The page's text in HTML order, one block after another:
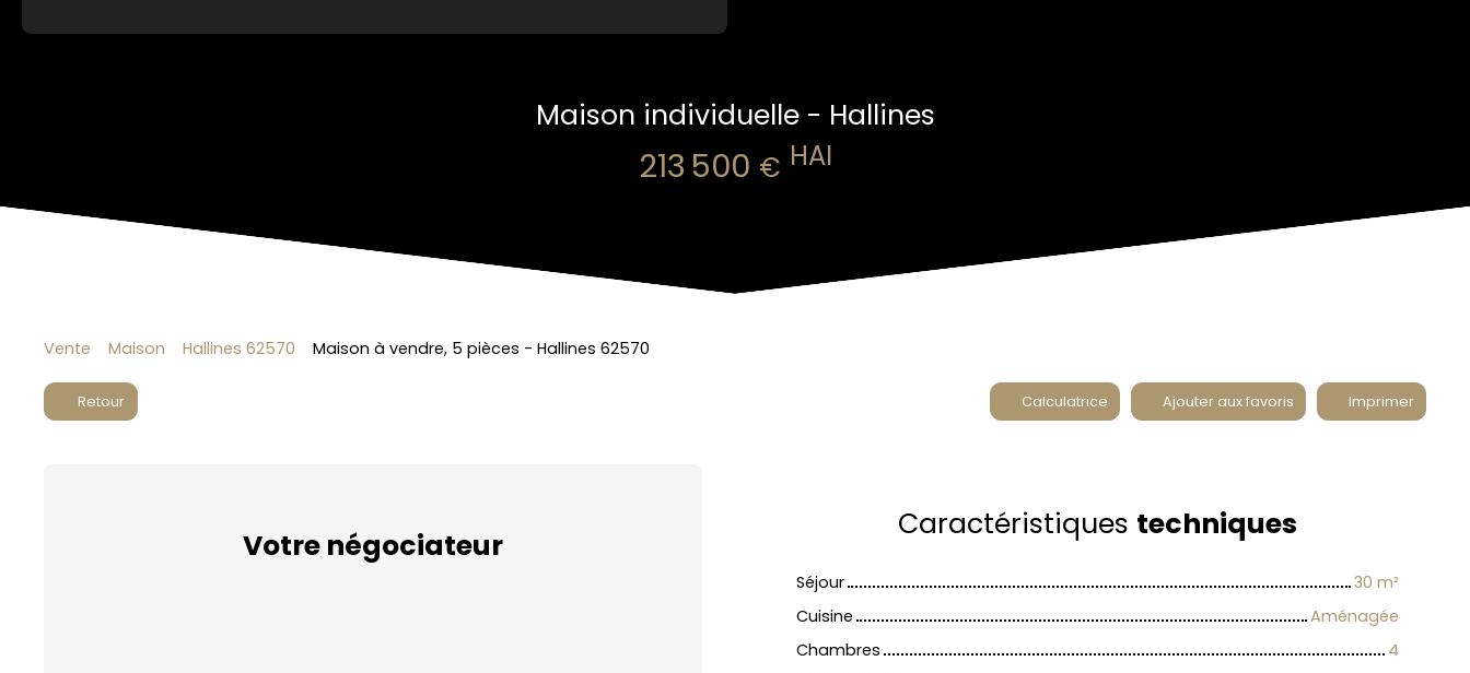
Maison individuelle - Hallines
213 500 € HAI
Vente Maison Hallines 62570 Maison à vendre, 5 pièces - Hallines 62570
Retour Calculatrice Ajouter aux favoris Imprimer
Votre négociateur
Caractéristiques techniques
Séjour 30 m²
Cuisine
Aménagée
Chambres
4